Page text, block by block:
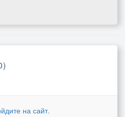
на сайт.